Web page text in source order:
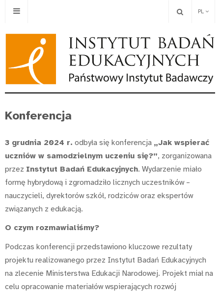
PL
Konferencja
3 grudnia 2024 r. odbyła się konferencja „Jak wspierać
uczniów w samodzielnym uczeniu się?”, zorganizowana
przez Instytut Badań Edukacyjnych. Wydarzenie miało
formę hybrydową i zgromadziło licznych uczestników –
nauczycieli, dyrektorów szkół, rodziców oraz ekspertów
związanych z edukacją.
O czym rozmawialiśmy?
Podczas konferencji przedstawiono kluczowe rezultaty
projektu realizowanego przez Instytut Badań Edukacyjnych
na zlecenie Ministerstwa Edukacji Narodowej. Projekt miał na
celu opracowanie materiałów wspierających rozwój